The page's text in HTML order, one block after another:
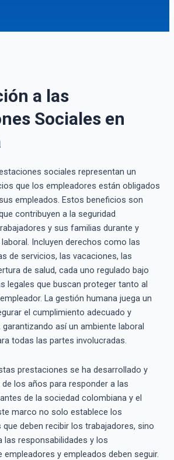
a las
Sociales en
sociales representan un
que los empleadores están obligados
empleados. Estos beneficios son
contribuyen a la seguridad
y sus familias durante y
Incluyen derechos como las
de servicios, las vacaciones, las
de salud, cada uno regulado bajo
legales que buscan proteger tanto al
La gestión humana juega un
el cumplimiento adecuado y
así un ambiente laboral
todas las partes involucradas.
prestaciones se ha desarrollado y
los años para responder a las
de la sociedad colombiana y el
marco no solo establece los
deben recibir los trabajadores, sino
las responsabilidades y los
y empleados deben seguir.